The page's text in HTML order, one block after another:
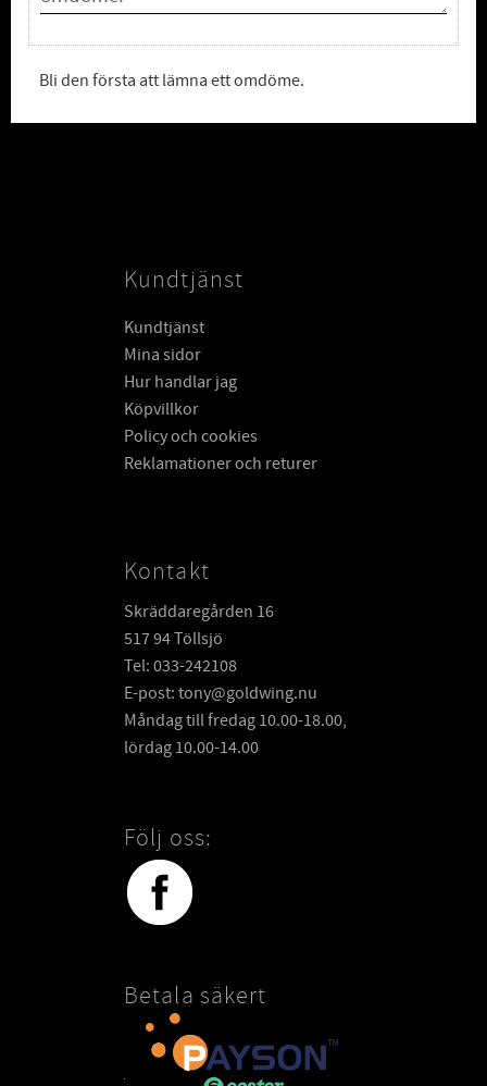
Bli den första att lämna ett omdöme.
Kundtjänst
Kundtjänst
Mina sidor
Hur handlar jag
Köpvillkor
Policy och cookies
Reklamationer och returer
Kontakt
Skräddaregården 16
517 94 Töllsjö
Tel: 033-242108
E-post: tony@goldwing.nu
Måndag till fredag 10.00-18.00,
lördag 10.00-14.00
Följ oss:
Betala säkert